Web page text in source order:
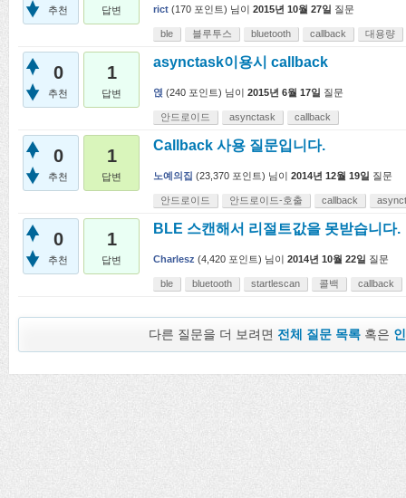
추천 답변 rict (170 포인트) 님이 2015년 10월 27일 질문
ble 블루투스 bluetooth callback 대용량
0
추천
1
답변
asynctask이용시 callback
엱 (240 포인트) 님이 2015년 6월 17일 질문
안드로이드 asynctask callback
0
추천
1
답변
Callback 사용 질문입니다.
노예의집 (23,370 포인트) 님이 2014년 12월 19일 질문
안드로이드 안드로이드-호출 callback
0
추천
1
답변
BLE 스캔해서 리절트값을 못받습니다.
Charlesz (4,420 포인트) 님이 2014년 10월 22일 질문
ble bluetooth startlescan 콜백 callback
다른 질문을 더 보려면 전체 질문 목록 혹은